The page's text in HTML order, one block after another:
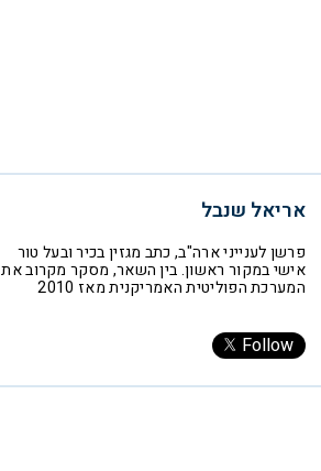
אריאל שנבל
פרשן לענייני ארה"ב, כתב מגזין בכיר ובעל טור
אישי במקור ראשון. בין השאר, מסקר מקרוב את
המערכת הפוליטית האמריקנית מאז 2010
Follow